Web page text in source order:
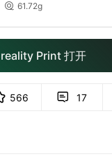
 61.72g
Print 打开
566  17